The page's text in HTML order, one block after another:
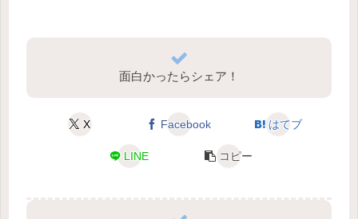
面白かったらシェア！
X Facebook はてブ
LINE コピー